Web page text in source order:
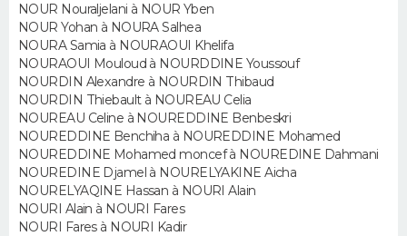
COPAINS D'AVANT
S'inscrire
Se connecter
Lycées
Collèges
Primaires
Universités
Entreprises
Service militaire
Avis de recherche
AVIS DE DÉCÈS
FORUM
Bricolage
Lifestyle
Culture
Sport
Auto
Television
Voyage
Cinema
NOUR Nouraljelani à NOUR Yben
NOUR Yohan à NOURA Salhea
NOURA Samia à NOURAOUI Khelifa
NOURAOUI Mouloud à NOURDDINE Youssouf
NOURDIN Alexandre à NOURDIN Thibaud
NOURDIN Thiebault à NOUREAU Celia
NOUREAU Celine à NOUREDDINE Benbeskri
NOUREDDINE Benchiha à NOUREDDINE Mohamed
NOUREDDINE Mohamed moncef à NOUREDINE Dahmani
NOUREDINE Djamel à NOURELYAKINE Aicha
NOURELYAQINE Hassan à NOURI Alain
NOURI Alain à NOURI Fares
NOURI Fares à NOURI Kadir